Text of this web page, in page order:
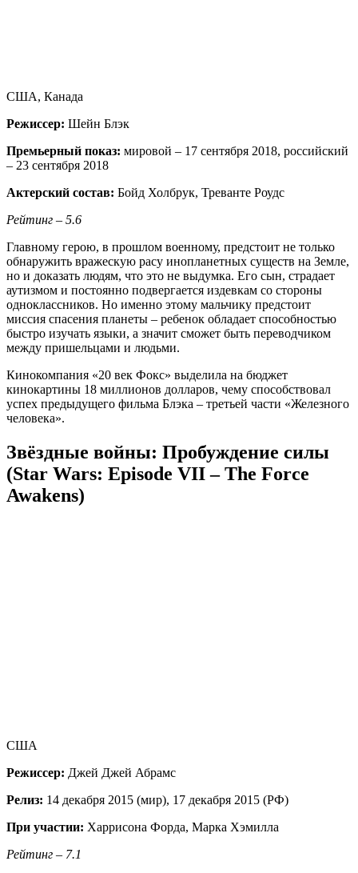
США, Канада
Режиссер: Шейн Блэк
Премьерный показ: мировой – 17 сентября 2018, российский
– 23 сентября 2018
Актерский состав: Бойд Холбрук, Треванте Роудс
Рейтинг – 5.6
Главному герою, в прошлом военному, предстоит не только
обнаружить вражескую расу инопланетных существ на Земле,
но и доказать людям, что это не выдумка. Его сын, страдает
аутизмом и постоянно подвергается издевкам со стороны
одноклассников. Но именно этому мальчику предстоит
миссия спасения планеты – ребенок обладает способностью
быстро изучать языки, а значит сможет быть переводчиком
между пришельцами и людьми.
Кинокомпания «20 век Фокс» выделила на бюджет
кинокартины 18 миллионов долларов, чему способствовал
успех предыдущего фильма Блэка – третьей части «Железного
человека».
Звёздные войны: Пробуждение силы
(Star Wars: Episode VII – The Force
Awakens)
США
Режиссер: Джей Джей Абрамс
Релиз: 14 декабря 2015 (мир), 17 декабря 2015 (РФ)
При участии: Харрисона Форда, Марка Хэмилла
Рейтинг – 7.1